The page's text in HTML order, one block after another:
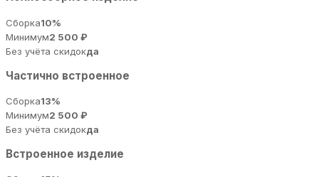
Сборка10%
Минимум2 500 ₽
Без учёта скидокда
Частично встроенное
Сборка13%
Минимум2 500 ₽
Без учёта скидокда
Встроенное изделие